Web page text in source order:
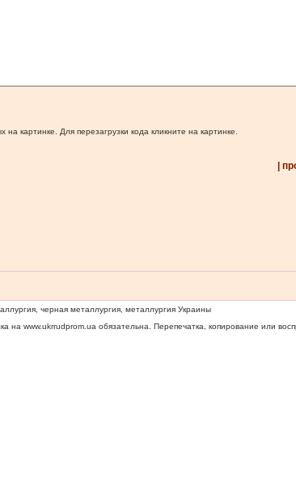
картинке. Для перезагрузки кода кликните на картинке.
|
черная металлургия, металлургия Украины
на www.ukrrudprom.ua обязательна. Перепечатка, копирование или